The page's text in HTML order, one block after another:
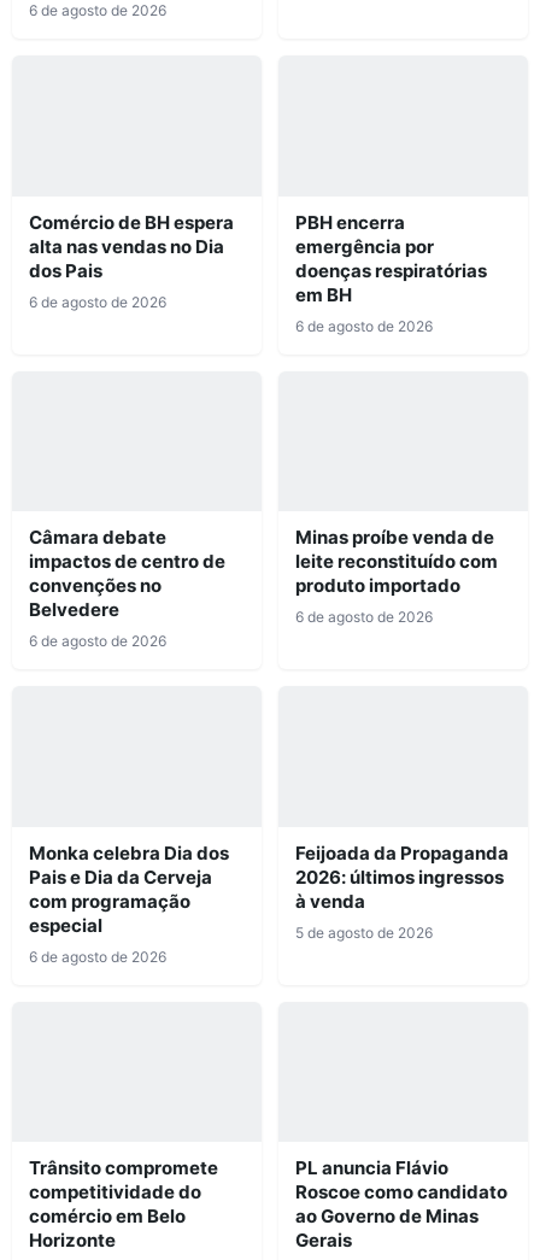
6 de agosto de 2026
Comércio de BH espera
alta nas vendas no Dia
dos Pais
6 de agosto de 2026
PBH encerra
emergência por
doenças respiratórias
em BH
6 de agosto de 2026
Câmara debate
impactos de centro de
convenções no
Belvedere
6 de agosto de 2026
Minas proíbe venda de
leite reconstituído com
produto importado
6 de agosto de 2026
Monka celebra Dia dos
Pais e Dia da Cerveja
com programação
especial
6 de agosto de 2026
Feijoada da Propaganda
2026: últimos ingressos
à venda
5 de agosto de 2026
Trânsito compromete
competitividade do
comércio em Belo
Horizonte
PL anuncia Flávio
Roscoe como candidato
ao Governo de Minas
Gerais